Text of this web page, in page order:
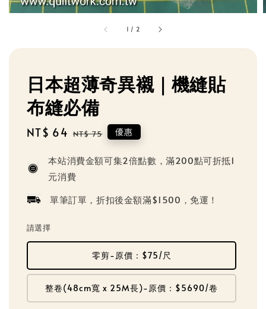
1 / 2
日本超薄奇異襯｜機縫貼
布縫必備
Sale
NT$ 64 Regular
NT$ 75 優惠
本站消費金額可集2倍點數，滿200點可折抵1
元消費
單筆訂單，折扣後金額滿$1500，免運！
請選擇
零剪-原價：$75/尺
整卷(48cm寬 x 25M長)-原價：$5690/卷